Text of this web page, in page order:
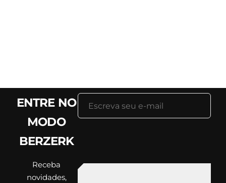
ENTRE NO
MODO
BERZERK
Receba
novidades,